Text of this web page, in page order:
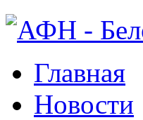
Главная
Новости